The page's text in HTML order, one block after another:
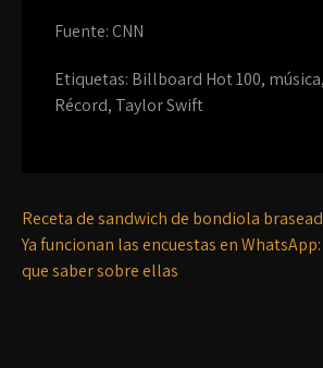
Fuente: CNN
Etiquetas: Billboard Hot 100, música,
Récord, Taylor Swift
Receta de sandwich de bondiola
Ya funcionan las encuestas en
que saber sobre ellas